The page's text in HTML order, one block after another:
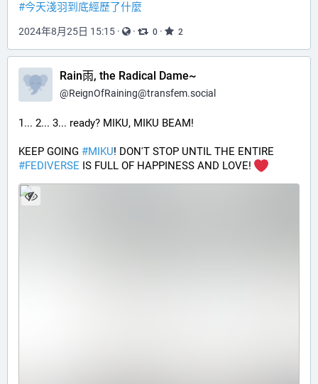
#今天淺羽到底經歷了什麼
2024年8月25日 15:15 · · 0 · 2
Rain雨, the Radical Dame~
@ReignOfRaining@transfem.social
1... 2... 3... ready? MIKU, MIKU BEAM!
KEEP GOING #MIKU
#FEDIVERSE IS FULL OF HAPPINESS AND LOVE!